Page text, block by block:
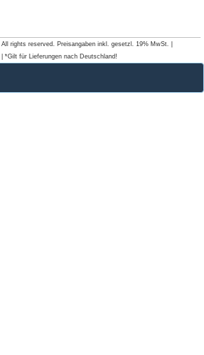
rights reserved. Preisangaben inkl. gesetzl. 19% MwSt. |
*Gilt für Lieferungen nach Deutschland!